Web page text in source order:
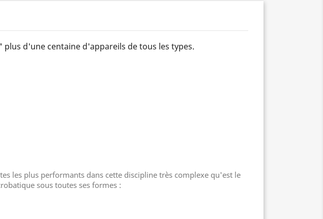
d'une centaine d'appareils de tous les types.
les plus performants dans cette discipline très complexe qu'est le
sous toutes ses formes :